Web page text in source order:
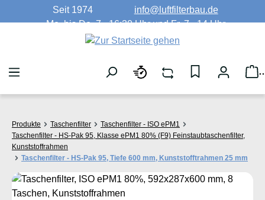
Zum Hauptinhalt springen
Seit 1974
info@luftfilterbau.de
Mo. bis Do. 7 - 16:30 Uhr und Fr. 7 - 14 Uhr
Produkte Taschenfilter
Taschenfilter - ISO ePM1
Taschenfilter - HS-Pak 95, Klasse ePM1 80% (F9) Feinstaubtaschenfilter,
Kunststoffrahmen
Taschenfilter - HS-Pak 95, Tiefe 600 mm, Kunststofftrahmen 25 mm
Bildergalerie überspringen